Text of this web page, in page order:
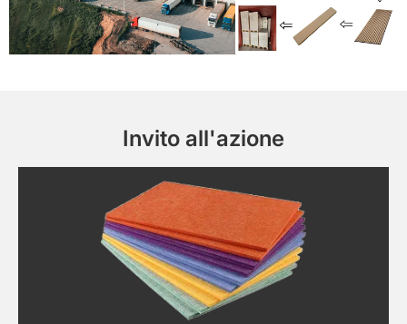
Invito all'azione